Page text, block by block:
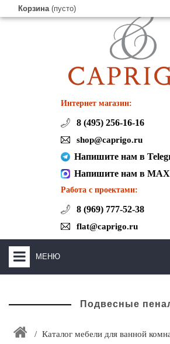
Корзина (пусто)
Интернет магазин:
8 (495) 256-16-16
shop@caprigo.ru
Напишите нам в
Напишите нам в MAX
Работа с проектами:
8 (969) 777-52-38
flat@caprigo.ru
МЕНЮ
ЗАКАЗАТЬ РАСЧЕТ КУХНИ CAPRIGO
ИНТЕРЬЕРНАЯ МЕБЕЛЬ
Подвесные
Каталог мебели для ванной